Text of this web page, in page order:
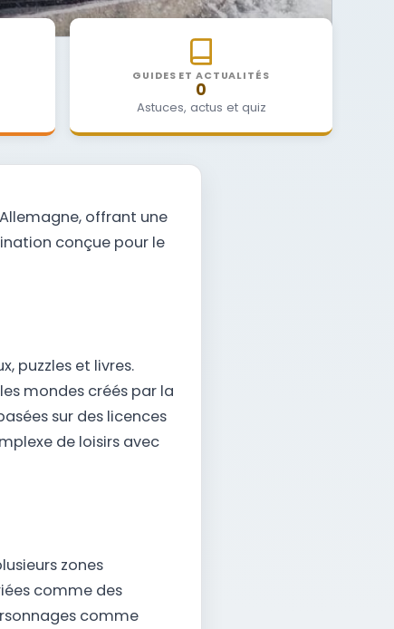
GUIDES ET ACTUALITÉS
0
Astuces, actus et quiz
offrant une
conçue pour le
puzzles et livres.
mondes créés par la
sur des licences
de loisirs avec
zones
comme des
comme